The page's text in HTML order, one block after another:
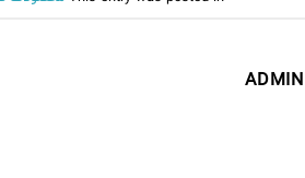
ADMIN